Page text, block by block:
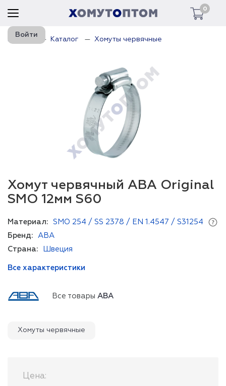
0
Войти
Главная Каталог Хомуты червячные
Хомут червячный ABA Original
SMO 12мм S60
Материал:
SMO 254 / SS 2378 / EN 1.4547 / S31254
Бренд:
ABA
Страна:
Швеция
Все характеристики
Все товары ABA
Хомуты червячные
Цена: